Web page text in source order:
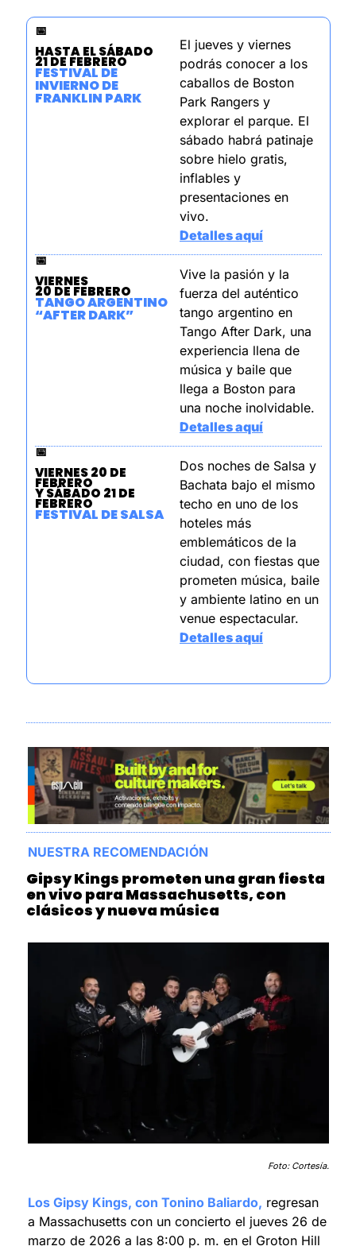
📅
HASTA EL SÁBADO
21 DE FEBRERO
FESTIVAL DE
INVIERNO DE
FRANKLIN PARK
El jueves y viernes
podrás conocer a los
caballos de Boston
Park Rangers y
explorar el parque. El
sábado habrá patinaje
sobre hielo gratis,
inflables y
presentaciones en
vivo.
Detalles aquí
📅
VIERNES
20 DE FEBRERO
TANGO ARGENTINO
“AFTER DARK”
Vive la pasión y la
fuerza del auténtico
tango argentino en
Tango After Dark, una
experiencia llena de
música y baile que
llega a Boston para
una noche inolvidable.
Detalles aquí
📅
VIERNES 20 DE
FEBRERO
Y SÁBADO 21 DE
FEBRERO
FESTIVAL DE SALSA
Dos noches de Salsa y
Bachata bajo el mismo
techo en uno de los
hoteles más
emblemáticos de la
ciudad, con fiestas que
prometen música, baile
y ambiente latino en un
venue espectacular.
Detalles aquí
NUESTRA RECOMENDACIÓN
Gipsy Kings prometen una gran fiesta
en vivo para Massachusetts, con
clásicos y nueva música
Foto: Cortesía.
Los Gipsy Kings, con Tonino Baliardo, regresan
a Massachusetts con un concierto el jueves 26 de
marzo de 2026 a las 8:00 p. m. en el Groton Hill